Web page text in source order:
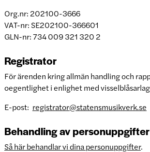
Org.nr: 202100-3666
VAT-nr: SE202100-366601
GLN-nr: 734 009 321 320 2
Registrator
För ärenden kring allmän handling och
oegentlighet i enlighet med
E-post: registrator@statensmusikverk.se
Behandling av personuppgifter
Så här behandlar vi dina personuppgifter.